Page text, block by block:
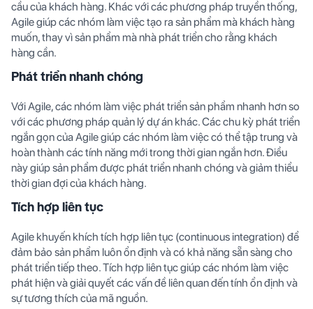
cầu của khách hàng. Khác với các phương pháp truyền thống,
Agile giúp các nhóm làm việc tạo ra sản phẩm mà khách hàng
muốn, thay vì sản phẩm mà nhà phát triển cho rằng khách
hàng cần.
Phát triển nhanh chóng
Với Agile, các nhóm làm việc phát triển sản phẩm nhanh hơn so
với các phương pháp quản lý dự án khác. Các chu kỳ phát triển
ngắn gọn của Agile giúp các nhóm làm việc có thể tập trung và
hoàn thành các tính năng mới trong thời gian ngắn hơn. Điều
này giúp sản phẩm được phát triển nhanh chóng và giảm thiểu
thời gian đợi của khách hàng.
Tích hợp liên tục
Agile khuyến khích tích hợp liên tục (continuous integration) để
đảm bảo sản phẩm luôn ổn định và có khả năng sẵn sàng cho
phát triển tiếp theo. Tích hợp liên tục giúp các nhóm làm việc
phát hiện và giải quyết các vấn đề liên quan đến tính ổn định và
sự tương thích của mã nguồn.